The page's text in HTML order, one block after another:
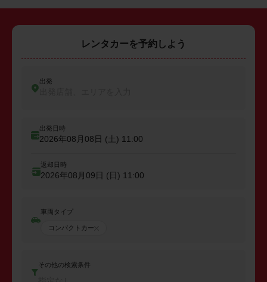
レンタカーを予約しよう
出発
出発日時
2026年08月08日 (土) 11:00
返却日時
2026年08月09日 (日) 11:00
車両タイプ
コンパクトカー
その他の検索条件